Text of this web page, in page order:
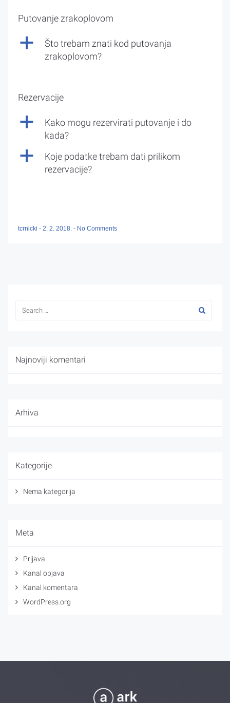
Putovanje zrakoplovom
a
Što trebam znati kod putovanja
zrakoplovom?
Rezervacije
a
Kako mogu rezervirati putovanje i do
kada?
a
Koje podatke trebam dati prilikom
rezervacije?
tcrnicki - 2. 2. 2018. - No Comments
Najnoviji komentari
Arhiva
Kategorije
Nema kategorija
Meta
Prijava
Kanal objava
Kanal komentara
WordPress.org